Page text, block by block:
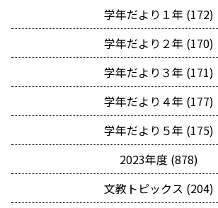
学年だより１年 (172)
学年だより２年 (170)
学年だより３年 (171)
学年だより４年 (177)
学年だより５年 (175)
2023年度 (878)
文教トピックス (204)